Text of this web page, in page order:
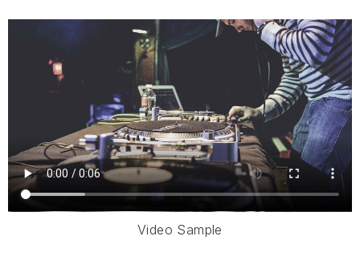
Video Sample